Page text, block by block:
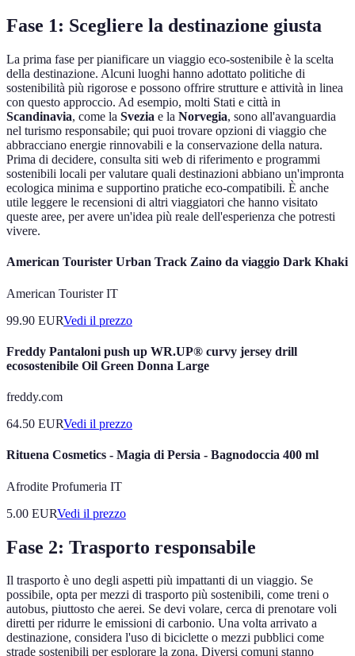
Fase 1: Scegliere la destinazione giusta
La prima fase per pianificare un viaggio eco-sostenibile è la scelta
della destinazione. Alcuni luoghi hanno adottato politiche di
sostenibilità più rigorose e possono offrire strutture e attività in linea
con questo approccio. Ad esempio, molti Stati e città in
Scandinavia, come la Svezia e la Norvegia, sono all'avanguardia
nel turismo responsabile; qui puoi trovare opzioni di viaggio che
abbracciano energie rinnovabili e la conservazione della natura.
Prima di decidere, consulta siti web di riferimento e programmi
sostenibili locali per valutare quali destinazioni abbiano un'impronta
ecologica minima e supportino pratiche eco-compatibili. È anche
utile leggere le recensioni di altri viaggiatori che hanno visitato
queste aree, per avere un'idea più reale dell'esperienza che potresti
vivere.
American Tourister Urban Track Zaino da viaggio Dark Khaki
American Tourister IT
99.90 EURVedi il prezzo
Freddy Pantaloni push up WR.UP® curvy jersey drill
ecosostenibile Oil Green Donna Large
freddy.com
64.50 EURVedi il prezzo
Rituena Cosmetics - Magia di Persia - Bagnodoccia 400 ml
Afrodite Profumeria IT
5.00 EURVedi il prezzo
Fase 2: Trasporto responsabile
Il trasporto è uno degli aspetti più impattanti di un viaggio. Se
possibile, opta per mezzi di trasporto più sostenibili, come treni o
autobus, piuttosto che aerei. Se devi volare, cerca di prenotare voli
diretti per ridurre le emissioni di carbonio. Una volta arrivato a
destinazione, considera l'uso di biciclette o mezzi pubblici come
strade sostenibili per esplorare la zona. Diversi comuni stanno